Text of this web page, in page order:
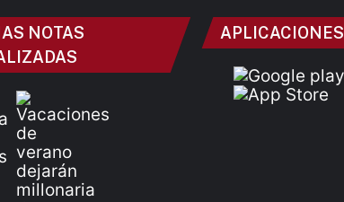
NOTAS
APLICACIONES